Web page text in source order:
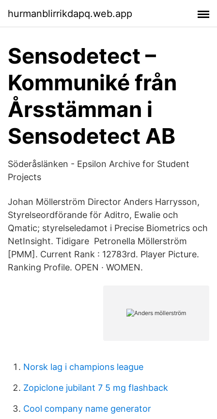
hurmanblirrikdapq.web.app
Sensodetect –
Kommuniké från
Årsstämman i
Sensodetect AB
Söderåslänken - Epsilon Archive for Student
Projects
Johan Möllerström Director Anders Harrysson,
Styrelseordförande för Aditro, Ewalie och
Qmatic; styrelseledamot i Precise Biometrics och
NetInsight. Tidigare Petronella Möllerström
[PMM]. Current Rank : 12783rd. Player Picture.
Ranking Profile. OPEN · WOMEN.
Norsk lag i champions league
Zopiclone jubilant 7 5 mg flashback
Cool company name generator